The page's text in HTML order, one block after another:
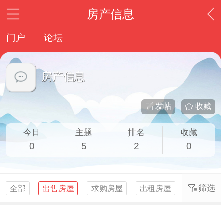
房产信息
门户 论坛
房产信息
收藏
发帖
今日
0
主题
5
排名
2
收藏
0
全部 出售房屋 求购房屋 出租房屋 求租房屋
筛选